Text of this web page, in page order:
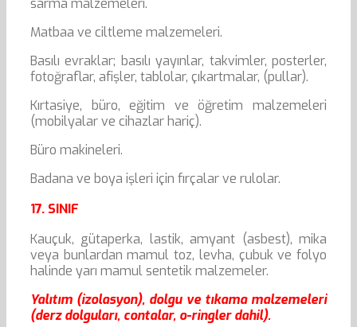
sarma malzemeleri.
Matbaa ve ciltleme malzemeleri.
Basılı evraklar; basılı yayınlar, takvimler, posterler,
fotoğraflar, afişler, tablolar, çıkartmalar, (pullar).
Kırtasiye, büro, eğitim ve öğretim malzemeleri
(mobilyalar ve cihazlar hariç).
Büro makineleri.
Badana ve boya işleri için fırçalar ve rulolar.
17. SINIF
Kauçuk, gütaperka, lastik, amyant (asbest), mika
veya bunlardan mamul toz, levha, çubuk ve folyo
halinde yarı mamul sentetik malzemeler.
Yalıtım (izolasyon), dolgu ve tıkama malzemeleri
(derz dolguları, contalar, o-ringler dahil).